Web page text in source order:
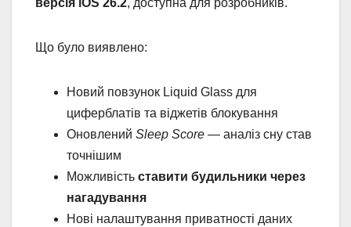
версія iOS 26.2, доступна для розробників.
Що було виявлено:
Новий повзунок Liquid Glass для
циферблатів та віджетів блокування
Оновлений Sleep Score — аналіз сну став
точнішим
Можливість ставити будильники через
нагадування
Нові налаштування приватності даних